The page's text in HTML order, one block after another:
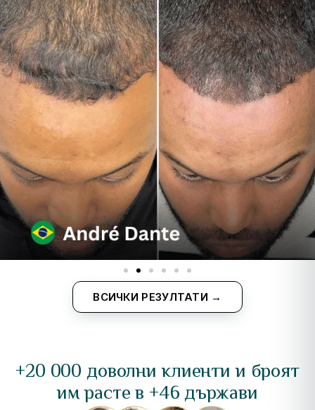
ВСИЧКИ РЕЗУЛТАТИ →
+20 000 доволни клиенти и броят
им расте в +46 държави